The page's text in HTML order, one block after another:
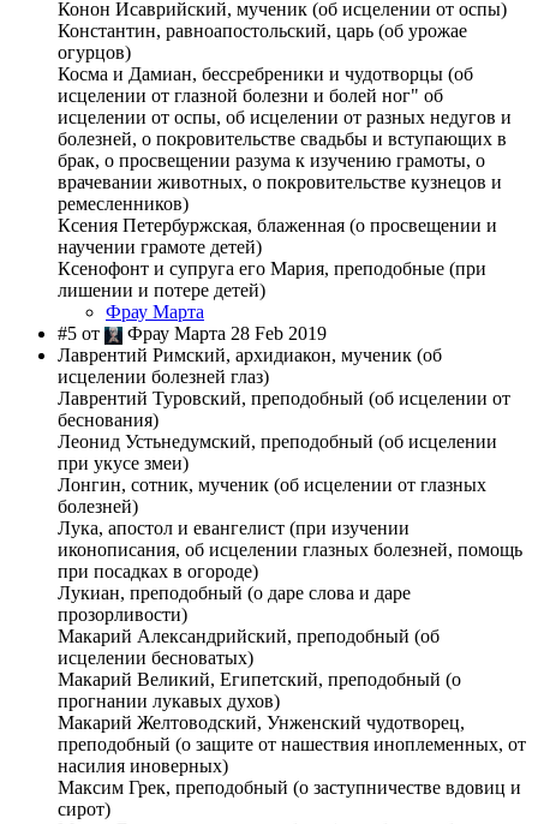
Конон Исаврийский, мученик (об исцелении от оспы)
Константин, равноапостольский, царь (об урожае
огурцов)
Косма и Дамиан, бессребреники и чудотворцы (об
исцелении от глазной болезни и болей ног" об
исцелении от оспы, об исцелении от разных недугов и
болезней, о покровительстве свадьбы и вступающих в
брак, о просвещении разума к изучению грамоты, о
врачевании животных, о покровительстве кузнецов и
ремесленников)
Ксения Петербуржская, блаженная (о просвещении и
научении грамоте детей)
Ксенофонт и супруга его Мария, преподобные (при
лишении и потере детей)
Фрау Марта
#5 от
Фрау Марта 28 Feb 2019
Лаврентий Римский, архидиакон, мученик (об
исцелении болезней глаз)
Лаврентий Туровский, преподобный (об исцелении от
беснования)
Леонид Устьнедумский, преподобный (об исцелении
при укусе змеи)
Лонгин, сотник, мученик (об исцелении от глазных
болезней)
Лука, апостол и евангелист (при изучении
иконописания, об исцелении глазных болезней, помощь
при посадках в огороде)
Лукиан, преподобный (о даре слова и даре
прозорливости)
Макарий Александрийский, преподобный (об
исцелении бесноватых)
Макарий Великий, Египетский, преподобный (о
прогнании лукавых духов)
Макарий Желтоводский, Унженский чудотворец,
преподобный (о защите от нашествия иноплеменных, от
насилия иноверных)
Максим Грек, преподобный (о заступничестве вдовиц и
сирот)